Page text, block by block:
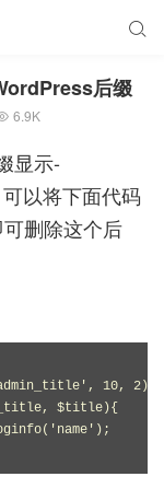

后缀
6.9K
显示-
以将下面代码
删除这个后
10, 2);
$title){